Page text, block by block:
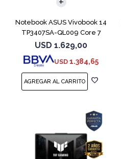
Notebook ASUS Vivobook 14
TP3407SA-QL009 Core 7
256V 512GB
USD 1.629,00
USD 1.384,65